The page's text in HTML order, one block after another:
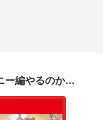
ー編やるのか…